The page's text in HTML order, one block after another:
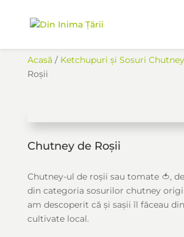
Acasă / Ketchupuri și Sosuri Chutney
Roșii
Chutney de Roșii
Chutney-ul de roșii sau tomate 🍅,
din categoria sosurilor chutney
am descoperit că și sașii îl făceau
cultivate local.